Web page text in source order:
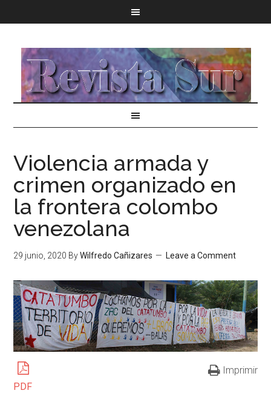
Violencia armada y
crimen organizado en
la frontera colombo
venezolana
29 junio, 2020 ByWilfredo Cañizares Leave a Comment
PDF
Imprimir